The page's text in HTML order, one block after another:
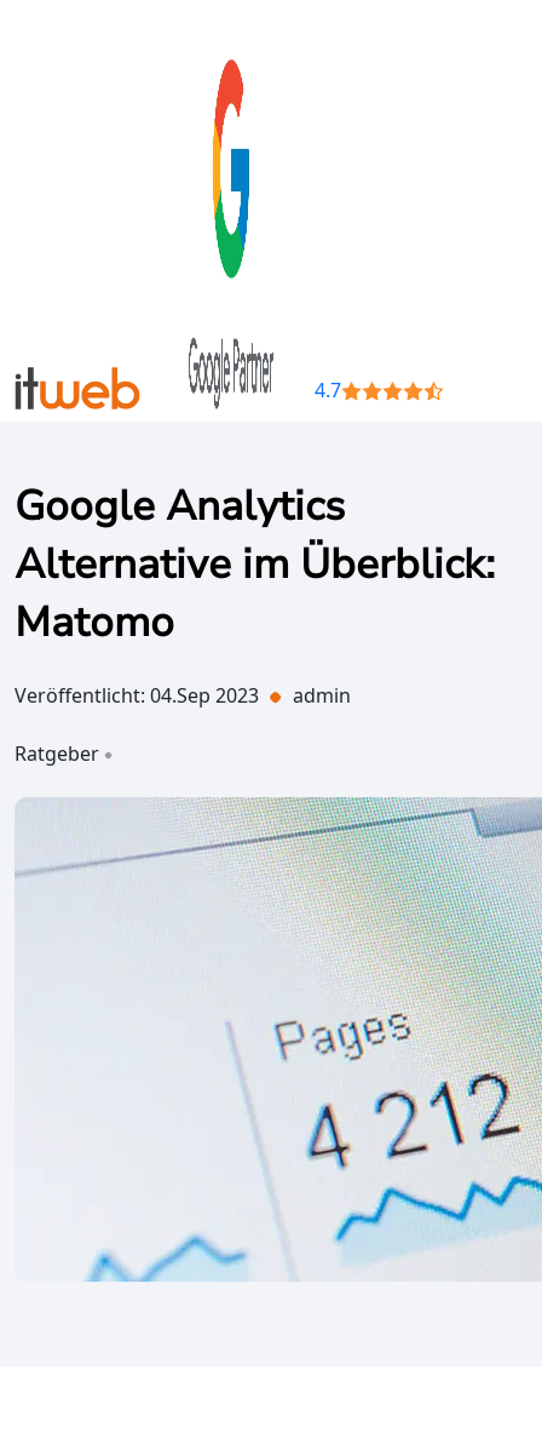
4.7
Google Analytics
Alternative im Überblick:
Matomo
Veröffentlicht: 04.Sep 2023 admin
Ratgeber